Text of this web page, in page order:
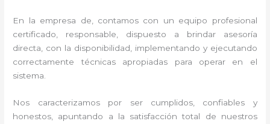
En la empresa de , contamos con un equipo profesional
certificado, responsable, dispuesto a brindar asesoría
directa, con la disponibilidad, implementando y ejecutando
correctamente técnicas apropiadas para operar en el
sistema.
Nos caracterizamos por ser cumplidos, confiables y
honestos, apuntando a la satisfacción total de nuestros